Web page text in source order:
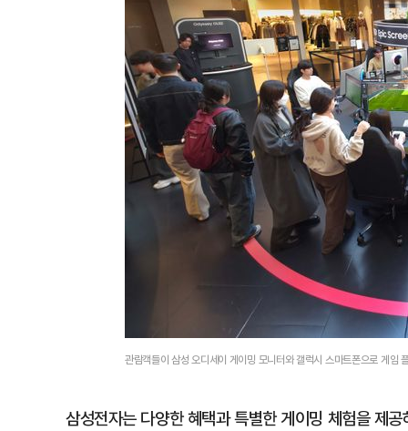
관람객들이 삼성 오디세이 게이밍 모니터와 갤럭시 스마트폰으로 게
삼성전자는 다양한 혜택과 특별한 게이밍 체험을 제